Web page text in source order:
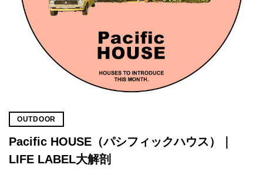
OUTDOOR
Pacific HOUSE（パシフィックハウス）｜
LIFE LABEL大解剖